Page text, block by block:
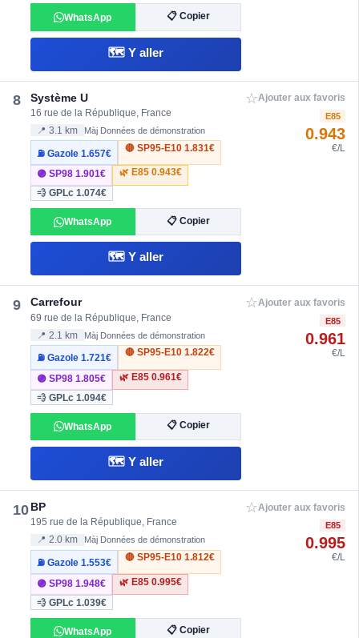
WhatsApp 📋 Copier
🗺️ Y aller
8 Système U
16 rue de la République, France
📍 3.1 km Màj Données de démonstration
⛽ Gazole1.657€
🔴 SP95-E10 1.831€
🟣 SP981.901€ 🌿 E85 0.943€
💨 GPLc1.074€
WhatsApp 📋 Copier
🗺️ Y aller
☆Ajouter aux favoris
E85
0.943
€/L
9 Carrefour
69 rue de la République, France
📍 2.1 km Màj Données de démonstration
⛽ Gazole1.721€
🔴 SP95-E10 1.822€
🟣 SP981.805€ 🌿 E85 0.961€
💨 GPLc1.094€
WhatsApp 📋 Copier
🗺️ Y aller
☆Ajouter aux favoris
E85
0.961
€/L
10BP
195 rue de la République, France
📍 2.0 km Màj Données de démonstration
⛽ Gazole1.553€
🔴 SP95-E10 1.812€
🟣 SP981.948€ 🌿 E85 0.995€
💨 GPLc1.039€
WhatsApp 📋 Copier
☆Ajouter aux favoris
E85
0.995
€/L